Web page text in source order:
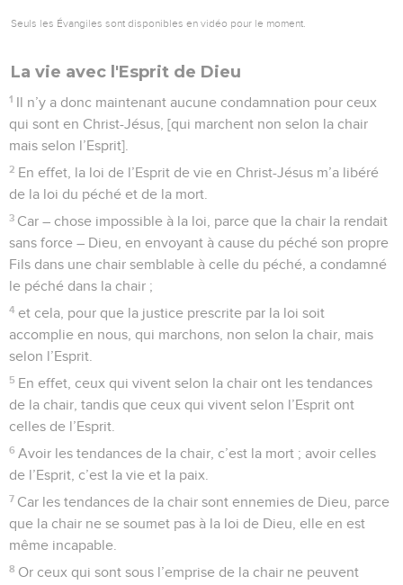
Seuls les Évangiles sont disponibles en vidéo pour le moment.
La vie avec l'Esprit de Dieu
1 Il n’y a donc maintenant aucune condamnation pour ceux
qui sont en Christ-Jésus, [qui marchent non selon la chair
mais selon l’Esprit].
2 En effet, la loi de l’Esprit de vie en Christ-Jésus m’a libéré
de la loi du péché et de la mort.
3 Car – chose impossible à la loi, parce que la chair la rendait
sans force – Dieu, en envoyant à cause du péché son propre
Fils dans une chair semblable à celle du péché, a condamné
le péché dans la chair ;
4 et cela, pour que la justice prescrite par la loi soit
accomplie en nous, qui marchons, non selon la chair, mais
selon l’Esprit.
5 En effet, ceux qui vivent selon la chair ont les tendances
de la chair, tandis que ceux qui vivent selon l’Esprit ont
celles de l’Esprit.
6 Avoir les tendances de la chair, c’est la mort ; avoir celles
de l’Esprit, c’est la vie et la paix.
7 Car les tendances de la chair sont ennemies de Dieu, parce
que la chair ne se soumet pas à la loi de Dieu, elle en est
même incapable.
8 Or ceux qui sont sous l’emprise de la chair ne peuvent